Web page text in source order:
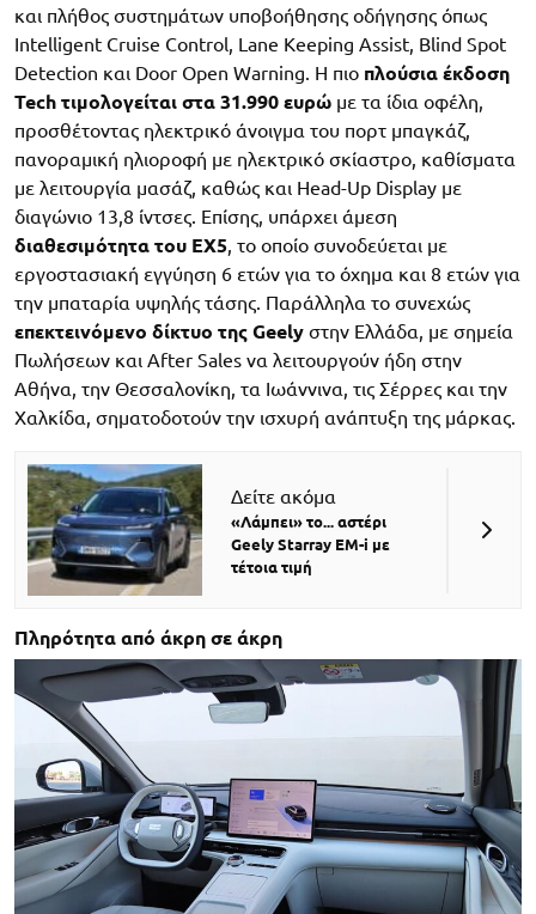
και πλήθος συστημάτων υποβοήθησης οδήγησης όπως
Intelligent Cruise Control, Lane Keeping Assist, Blind Spot
Detection και Door Open Warning. Η πιο πλούσια έκδοση
Tech τιμολογείται στα 31.990 ευρώ με τα ίδια οφέλη,
προσθέτοντας ηλεκτρικό άνοιγμα του πορτ μπαγκάζ,
πανοραμική ηλιοροφή με ηλεκτρικό σκίαστρο, καθίσματα
με λειτουργία μασάζ, καθώς και Head-Up Display με
διαγώνιο 13,8 ίντσες. Επίσης, υπάρχει άμεση
διαθεσιμότητα του EX5, το οποίο συνοδεύεται με
εργοστασιακή εγγύηση 6 ετών για το όχημα και 8 ετών για
την μπαταρία υψηλής τάσης. Παράλληλα το συνεχώς
επεκτεινόμενο δίκτυο της Geely στην Ελλάδα, με σημεία
Πωλήσεων και After Sales να λειτουργούν ήδη στην
Αθήνα, την Θεσσαλονίκη, τα Ιωάννινα, τις Σέρρες και την
Χαλκίδα, σηματοδοτούν την ισχυρή ανάπτυξη της μάρκας.
Δείτε ακόμα
«Λάμπει» το... αστέρι
Geely Starray EM-i με
τέτοια τιμή
Πληρότητα από άκρη σε άκρη